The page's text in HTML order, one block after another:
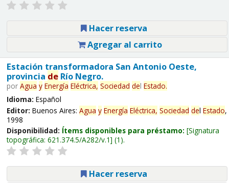
Hacer reserva
Agregar al carrito
Estación transformadora San Antonio Oeste,
provincia deRío Negro.
por Agua y Energía Eléctrica, Sociedad del Estado.
Idioma: Español
Editor: Buenos Aires: Agua y Energía Eléctrica, Sociedad del Estado,
1998
Disponibilidad: Ítems disponibles para préstamo: Signatura
topográfica: 621.374.5/A282/v.1 (1).
Hacer reserva